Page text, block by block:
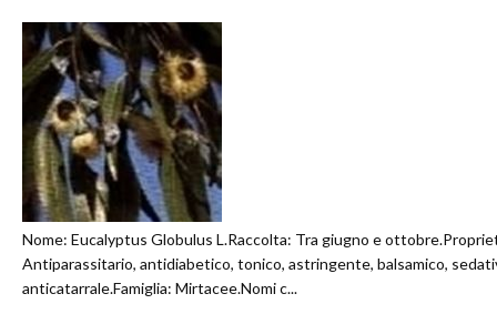
Nome: Eucalyptus Globulus L.Raccolta: Tra giugno e
Antiparassitario, antidiabetico, tonico, astringente, balsamico,
anticatarrale.Famiglia: Mirtacee.Nomi c...